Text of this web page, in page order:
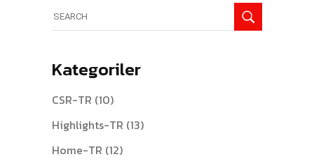
for:
Kategoriler
CSR-TR (10)
Highlights-TR (13)
Home-TR (12)